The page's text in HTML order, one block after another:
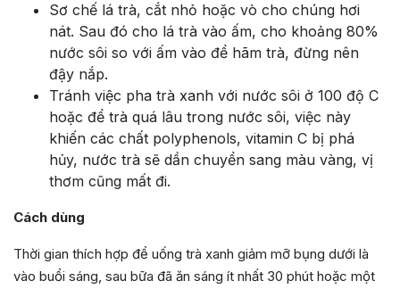
Sơ chế lá trà, cắt nhỏ hoặc vò cho chúng hơi
nát. Sau đó cho lá trà vào ấm, cho khoảng 80%
nước sôi so với ấm vào để hãm trà, đừng nên
đậy nắp.
Tránh việc pha trà xanh với nước sôi ở 100 độ C
hoặc để trà quá lâu trong nước sôi, việc này
khiến các chất polyphenols, vitamin C bị phá
hủy, nước trà sẽ dần chuyển sang màu vàng, vị
thơm cũng mất đi.
Cách dùng
Thời gian thích hợp để uống trà xanh giảm mỡ bụng dưới là
vào buổi sáng, sau bữa đã ăn sáng ít nhất 30 phút hoặc một